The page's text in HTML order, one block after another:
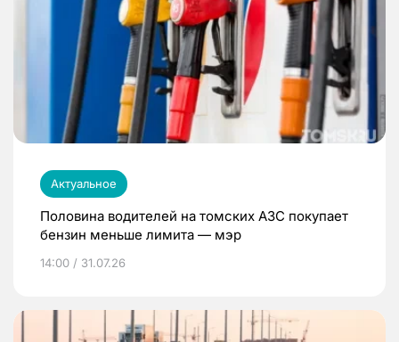
Актуальное
Половина водителей на томских АЗС покупает
бензин меньше лимита — мэр
14:00 / 31.07.26